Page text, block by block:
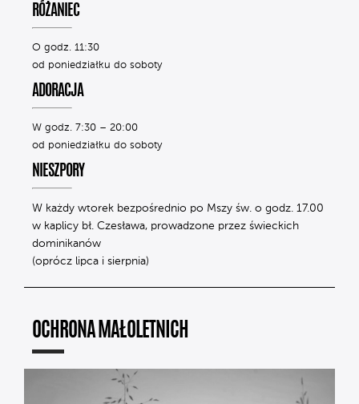
RÓŻANIEC
O godz. 11:30
od poniedziałku do soboty
ADORACJA
W godz. 7:30 – 20:00
od poniedziałku do soboty
NIESZPORY
W każdy wtorek bezpośrednio po Mszy św. o godz. 17.00
w kaplicy bł. Czesława, prowadzone przez świeckich
dominikanów
(oprócz lipca i sierpnia)
OCHRONA MAŁOLETNICH